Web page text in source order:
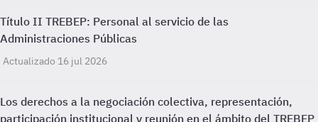
Título II TREBEP: Personal al servicio de las
Administraciones Públicas
Actualizado 16 jul 2026
Los derechos a la negociación colectiva, representación,
participación institucional y reunión en el ámbito del TREBEP